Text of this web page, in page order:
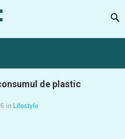
de plastic
in Lifestyle